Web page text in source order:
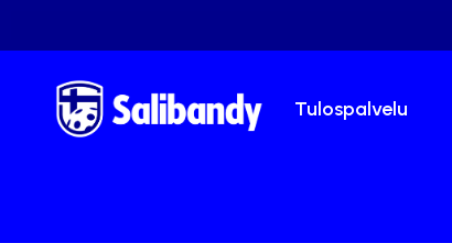
Tulospalvelu